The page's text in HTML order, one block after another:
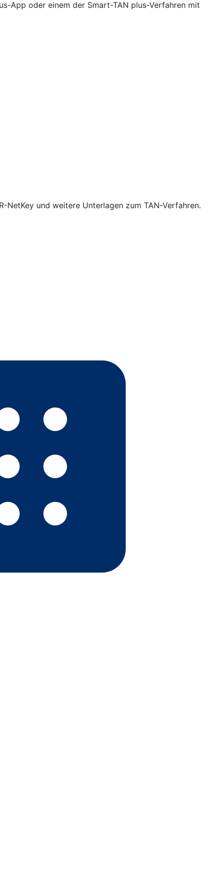
App oder einem der Smart-TAN plus-Verfahren mit
und weitere Unterlagen zum TAN-Verfahren.